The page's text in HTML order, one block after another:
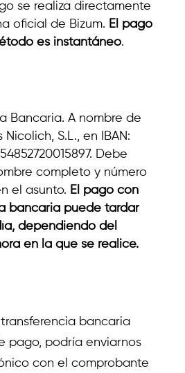
se realiza directamente
oficial de Bizum. El pago
es instantáneo.
Bancaria. A nombre de
S.L., en IBAN:
Debe
completo y número
el asunto. El pago con
bancaria puede tardar
dependiendo del
en la que se realice.
bancaria
pago, podría enviarnos
con el comprobante